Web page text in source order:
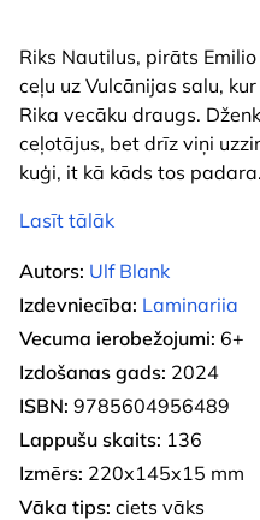
Riks Nautilus, pirāts
ceļu uz Vulcānijas salu,
Rika vecāku draugs.
ceļotājus, bet drīz viņi
kuģi, it kā kāds tos padara
Lasīt tālāk
Autors: Ulf Blank
Izdevniecība: Laminariia
Vecuma ierobežojumi: 6+
Izdošanas gads: 2024
ISBN: 9785604956489
Lappušu skaits: 136
Izmērs: 220x145x15 mm
Vāka tips: ciets vāks